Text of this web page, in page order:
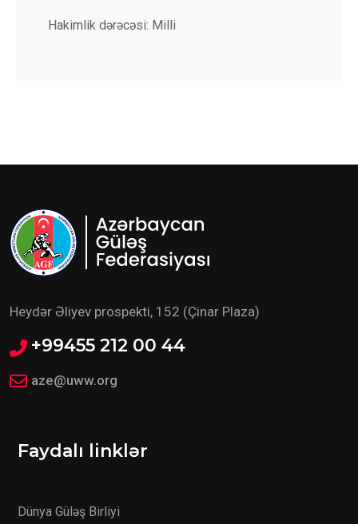
Hakimlik dərəcəsi: Milli
Heydər Əliyev prospekti, 152 (Çinar Plaza)
+99455 212 00 44
aze@uww.org
Faydalı linklər
Dünya Güləş Birliyi